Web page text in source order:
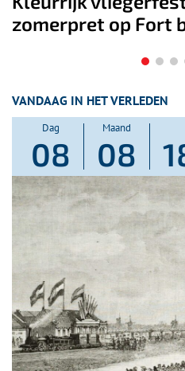
Oer-IJ
VANDAAG IN HET VERLEDEN
Dag
08
Maand
08